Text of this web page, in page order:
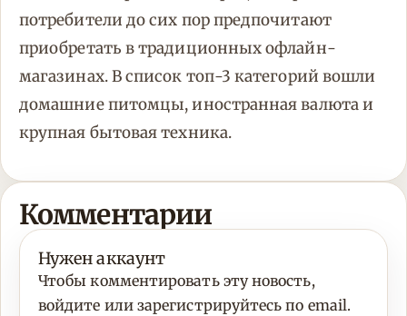
потребители до сих пор предпочитают
приобретать в традиционных офлайн-
магазинах. В список топ-3 категорий вошли
домашние питомцы, иностранная валюта и
крупная бытовая техника.
Комментарии
Нужен аккаунт
Чтобы комментировать эту новость,
войдите или зарегистрируйтесь по email.